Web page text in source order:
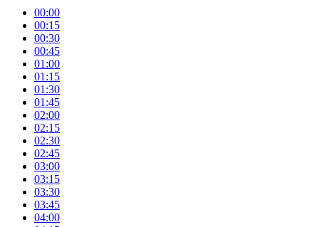
00:00
00:15
00:30
00:45
01:00
01:15
01:30
01:45
02:00
02:15
02:30
02:45
03:00
03:15
03:30
03:45
04:00